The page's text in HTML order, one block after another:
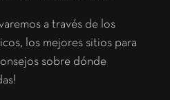
a través de los
los mejores sitios para
sobre dónde